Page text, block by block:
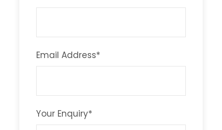
Email Address*
Your Enquiry*